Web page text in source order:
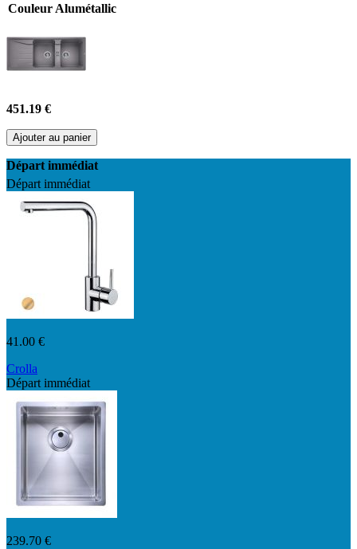
Couleur Alumétallic
451.19 €
Ajouter au panier
Départ immédiat
Départ immédiat
41.00 €
Crolla
Départ immédiat
239.70 €